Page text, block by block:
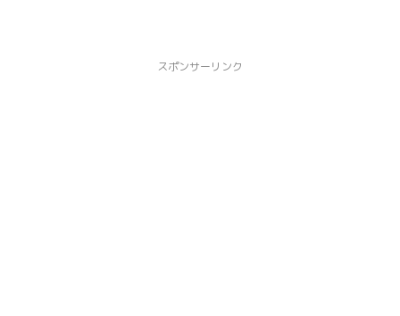
スポンサーリンク